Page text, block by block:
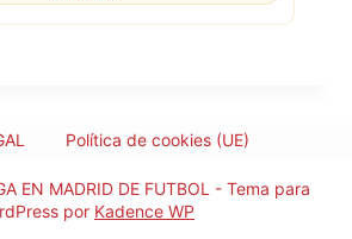
Política de cookies (UE)
EN MADRID DE FUTBOL - Tema para
por Kadence WP